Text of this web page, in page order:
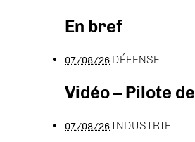
En bref
07/08/26 DÉFENSE
Vidéo – Pilote
07/08/26INDUSTRIE